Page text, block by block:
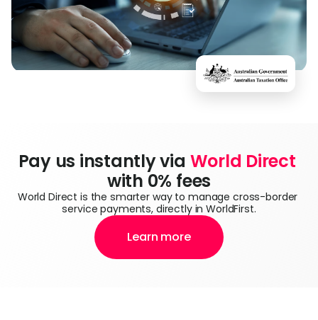
Pay us instantly via World Direct
with 0% fees
World Direct is the smarter way to manage cross-border
service payments, directly in WorldFirst.
Learn more